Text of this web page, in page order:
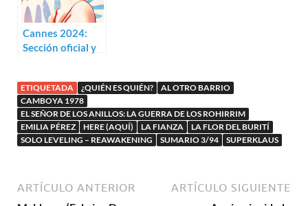
Cannes 2024:
Sección oficial y
ETIQUETADA ¿QUIÉN ES QUIÉN?
AL OTRO BARRIO
CAMBOYA 1978
EL SEÑOR DE LOS ANILLOS: LA GUERRA DE LOS ROHIRRIM
EMILIA PÉREZ
HERE (AQUÍ) LA FIANZA
LA FLOR DEL BURITÍ
SOLO LEVELING – REAWAKENING
SUMARIO 3/94 SUPERKLAUS
ARTÍCULO ANTERIOR ARTÍCULO SIGUIENTE